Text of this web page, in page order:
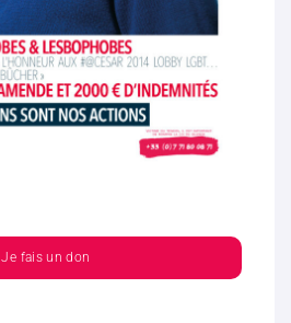
Je fais un don